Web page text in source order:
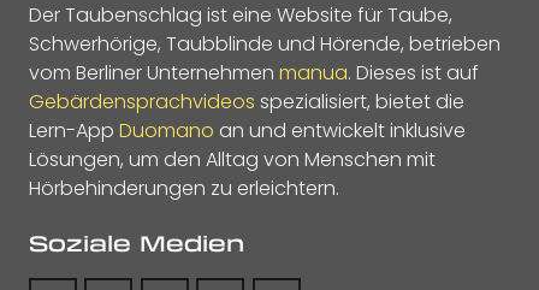
Der Taubenschlag ist eine Website für Taube,
Schwerhörige, Taubblinde und Hörende, betrieben
vom Berliner Unternehmen manua. Dieses ist auf
Gebärdensprachvideos spezialisiert, bietet die
Lern-App Duomano an und entwickelt inklusive
Lösungen, um den Alltag von Menschen mit
Hörbehinderungen zu erleichtern.
Soziale Medien